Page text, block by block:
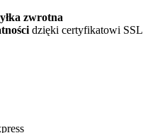
zwrotna
dzięki certyfikatowi SSL